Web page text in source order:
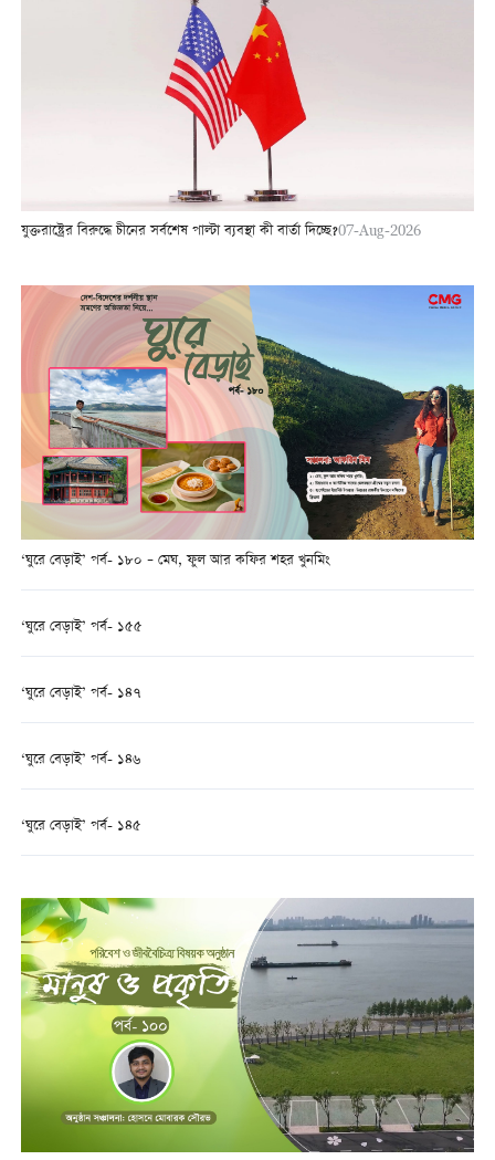
যুক্তরাষ্ট্রের বিরুদ্ধে চীনের সর্বশেষ পাল্টা ব্যবস্থা কী বার্তা দিচ্ছে?07-Aug-2026
‘ঘুরে বেড়াই’ পর্ব- ১৮০ – মেঘ, ফুল আর কফির শহর খুনমিং
‘ঘুরে বেড়াই’ পর্ব- ১৫৫
‘ঘুরে বেড়াই’ পর্ব- ১৪৭
‘ঘুরে বেড়াই’ পর্ব- ১৪৬
‘ঘুরে বেড়াই’ পর্ব- ১৪৫